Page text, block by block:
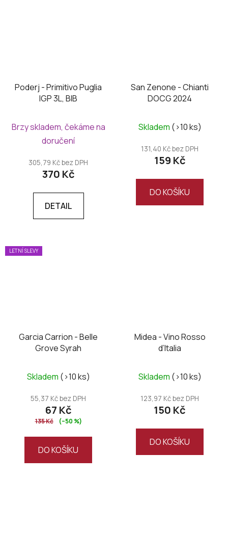
Poderj - Primitivo Puglia
IGP 3L, BIB
hodnocení
produktu
je
5,0
5
Brzy skladem, čekáme na
doručení
305,79 Kč bez DPH
370 Kč
DETAIL
San Zenone - Chianti
DOCG 2024
Skladem (>10 ks)
131,40 Kč bez DPH
159 Kč
DO KOŠÍKU
LETNÍ SLEVY
Garcia Carrion - Belle
Grove Syrah
Skladem (>10 ks)
55,37 Kč bez DPH
67 Kč
135 Kč (–50 %)
DO KOŠÍKU
Midea - Vino Rosso
d’Italia
Skladem (>10 ks)
123,97 Kč bez DPH
150 Kč
DO KOŠÍKU